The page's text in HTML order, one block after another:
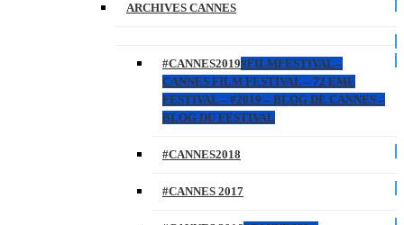
ARCHIVES CANNES
#CANNES2019#FILMFESTIVAL –
CANNES FILM FESTIVAL – 72 EME
FESTIVAL – #2019 – BLOG DE CANNES –
BLOG DU FESTIVAL
#CANNES2018
#CANNES 2017